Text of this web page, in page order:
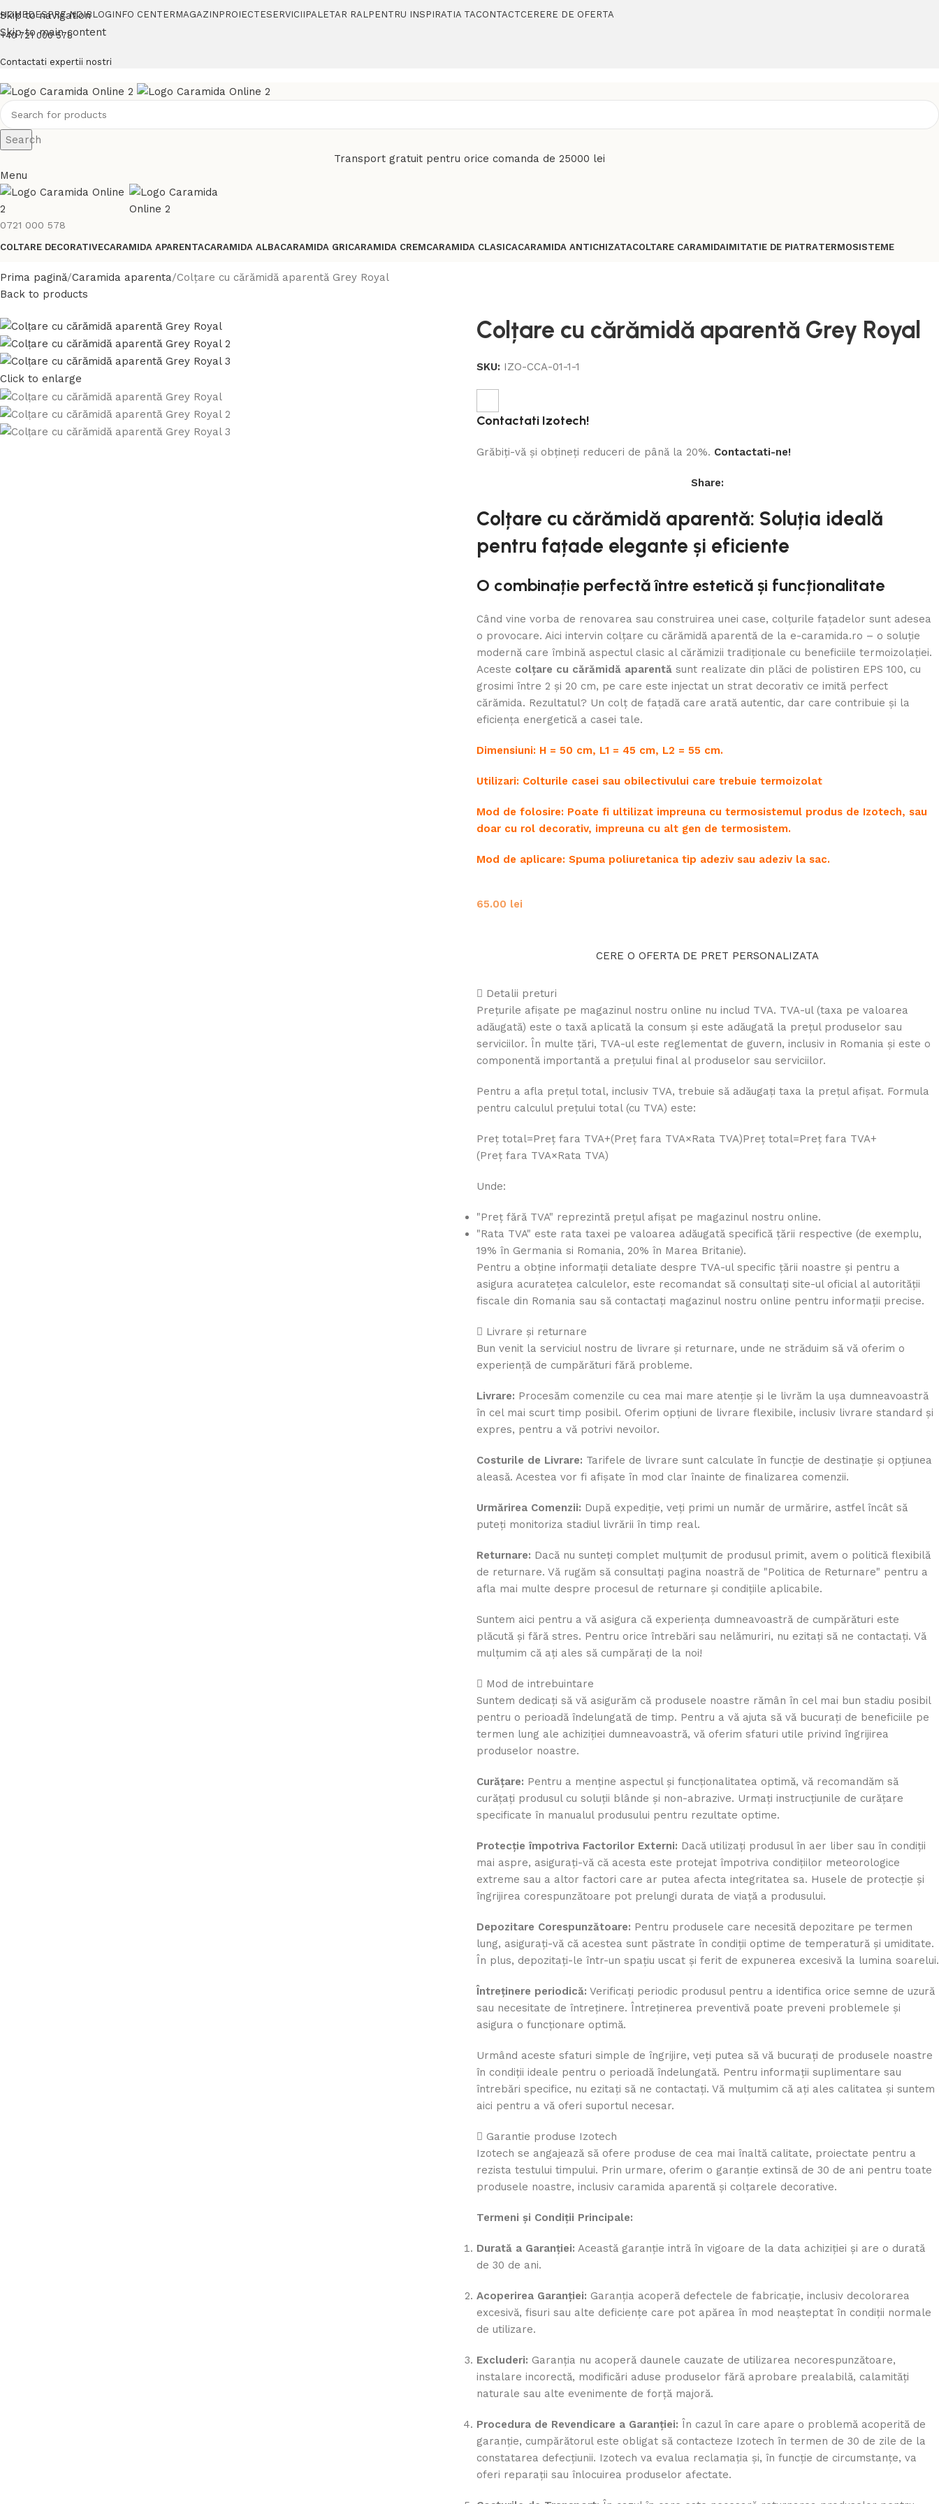
Skip to navigation
Skip to main content
HOMEDESPRE NOIBLOG INFO CENTERMAGAZIN PROIECTESERVICII PALETAR RALPENTRU INSPIRATIA TACONTACTCERERE DE OFERTA
+40 721 000 578
Contactati expertii nostri
Search
Transport gratuit pentru orice comanda de 25000 lei
Menu
0721 000 578
COLTARE DECORATIVECARAMIDA APARENTACARAMIDA ALBACARAMIDA GRICARAMIDA CREMCARAMIDA CLASICACARAMIDA ANTICHIZATACOLTARE CARAMIDAIMITATIE DE PIATRATERMOSISTEME
Prima pagină Caramida aparenta Colțare cu cărămidă aparentă Grey Royal
Back to products
Click to enlarge
Colțare cu cărămidă aparentă Grey Royal
SKU: IZO-CCA-01-1-1
Contactati Izotech!
Grăbiți-vă și obțineți reduceri de până la 20%. Contactati-ne!
Share:
Colțare cu cărămidă aparentă: Soluția ideală
pentru fațade elegante și eficiente
O combinație perfectă între estetică și funcționalitate
Când vine vorba de renovarea sau construirea unei case, colțurile fațadelor sunt adesea
o provocare. Aici intervin colțare cu cărămidă aparentă de la e-caramida.ro – o soluție
modernă care îmbină aspectul clasic al cărămizii tradiționale cu beneficiile termoizolației.
Aceste colțare cu cărămidă aparentăsunt realizate din plăci de polistiren EPS 100, cu
grosimi între 2 și 20 cm, pe care este injectat un strat decorativ ce imită perfect
cărămida. Rezultatul? Un colț de fațadă care arată autentic, dar care contribuie și la
eficiența energetică a casei tale.
Dimensiuni: H = 50 cm, L1 = 45 cm, L2 = 55 cm.
Utilizari: Colturile casei sau obilectivului care trebuie termoizolat
Mod de folosire: Poate fi ultilizat impreuna cu termosistemul produs de Izotech, sau
doar cu rol decorativ, impreuna cu alt gen de termosistem.
Mod de aplicare: Spuma poliuretanica tip adeziv sau adeziv la sac.
65.00 lei
CERE O OFERTA DE PRET PERSONALIZATA
Detalii preturi
Prețurile afișate pe magazinul nostru online nu includ TVA. TVA-ul (taxa pe valoarea
adăugată) este o taxă aplicată la consum și este adăugată la prețul produselor sau
serviciilor. În multe țări, TVA-ul este reglementat de guvern, inclusiv in Romania și este o
componentă importantă a prețului final al produselor sau serviciilor.
Pentru a afla prețul total, inclusiv TVA, trebuie să adăugați taxa la prețul afișat. Formula
pentru calculul prețului total (cu TVA) este:
Preț total=Preț fara TVA+(Preț fara TVA×Rata TVA)Prețtotal=Prețfara TVA+
(Prețfara TVA×Rata TVA)
Unde:
"Preț fără TVA" reprezintă prețul afișat pe magazinul nostru online.
"Rata TVA" este rata taxei pe valoarea adăugată specifică țării respective (de exemplu,
19% în Germania si Romania, 20% în Marea Britanie).
Pentru a obține informații detaliate despre TVA-ul specific țării noastre și pentru a
asigura acuratețea calculelor, este recomandat să consultați site-ul oficial al autorității
fiscale din Romania sau să contactați magazinul nostru online pentru informații precise.
Livrare și returnare
Bun venit la serviciul nostru de livrare și returnare, unde ne străduim să vă oferim o
experiență de cumpărături fără probleme.
Livrare: Procesăm comenzile cu cea mai mare atenție și le livrăm la ușa dumneavoastră
în cel mai scurt timp posibil. Oferim opțiuni de livrare flexibile, inclusiv livrare standard și
expres, pentru a vă potrivi nevoilor.
Costurile de Livrare: Tarifele de livrare sunt calculate în funcție de destinație și opțiunea
aleasă. Acestea vor fi afișate în mod clar înainte de finalizarea comenzii.
Urmărirea Comenzii: După expediție, veți primi un număr de urmărire, astfel încât să
puteți monitoriza stadiul livrării în timp real.
Returnare: Dacă nu sunteți complet mulțumit de produsul primit, avem o politică flexibilă
de returnare. Vă rugăm să consultați pagina noastră de "Politica de Returnare" pentru a
afla mai multe despre procesul de returnare și condițiile aplicabile.
Suntem aici pentru a vă asigura că experiența dumneavoastră de cumpărături este
plăcută și fără stres. Pentru orice întrebări sau nelămuriri, nu ezitați să ne contactați. Vă
mulțumim că ați ales să cumpărați de la noi!
Mod de intrebuintare
Suntem dedicați să vă asigurăm că produsele noastre rămân în cel mai bun stadiu posibil
pentru o perioadă îndelungată de timp. Pentru a vă ajuta să vă bucurați de beneficiile pe
termen lung ale achiziției dumneavoastră, vă oferim sfaturi utile privind îngrijirea
produselor noastre.
Curățare: Pentru a menține aspectul și funcționalitatea optimă, vă recomandăm să
curățați produsul cu soluții blânde și non-abrazive. Urmați instrucțiunile de curățare
specificate în manualul produsului pentru rezultate optime.
Protecție împotriva Factorilor Externi: Dacă utilizați produsul în aer liber sau în condiții
mai aspre, asigurați-vă că acesta este protejat împotriva condițiilor meteorologice
extreme sau a altor factori care ar putea afecta integritatea sa. Husele de protecție și
îngrijirea corespunzătoare pot prelungi durata de viață a produsului.
Depozitare Corespunzătoare: Pentru produsele care necesită depozitare pe termen
lung, asigurați-vă că acestea sunt păstrate în condiții optime de temperatură și umiditate.
În plus, depozitați-le într-un spațiu uscat și ferit de expunerea excesivă la lumina soarelui.
Întreținere periodică: Verificați periodic produsul pentru a identifica orice semne de uzură
sau necesitate de întreținere. Întreținerea preventivă poate preveni problemele și
asigura o funcționare optimă.
Urmând aceste sfaturi simple de îngrijire, veți putea să vă bucurați de produsele noastre
în condiții ideale pentru o perioadă îndelungată. Pentru informații suplimentare sau
întrebări specifice, nu ezitați să ne contactați. Vă mulțumim că ați ales calitatea și suntem
aici pentru a vă oferi suportul necesar.
Garantie produse Izotech
Izotech se angajează să ofere produse de cea mai înaltă calitate, proiectate pentru a
rezista testului timpului. Prin urmare, oferim o garanție extinsă de 30 de ani pentru toate
produsele noastre, inclusiv caramida aparentă și colțarele decorative.
Termeni și Condiții Principale:
Durată a Garanției: Această garanție intră în vigoare de la data achiziției și are o durată
de 30 de ani.
Acoperirea Garanției: Garanția acoperă defectele de fabricație, inclusiv decolorarea
excesivă, fisuri sau alte deficiențe care pot apărea în mod neașteptat în condiții normale
de utilizare.
Excluderi: Garanția nu acoperă daunele cauzate de utilizarea necorespunzătoare,
instalare incorectă, modificări aduse produselor fără aprobare prealabilă, calamități
naturale sau alte evenimente de forță majoră.
Procedura de Revendicare a Garanției: În cazul în care apare o problemă acoperită de
garanție, cumpărătorul este obligat să contacteze Izotech în termen de 30 de zile de la
constatarea defecțiunii. Izotech va evalua reclamația și, în funcție de circumstanțe, va
oferi reparații sau înlocuirea produselor afectate.